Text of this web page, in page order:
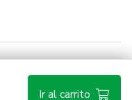
Ir al carrito